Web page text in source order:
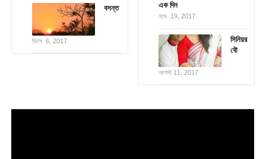
বসন্ত
ডিসে. 6, 2017
এক দিন
নভে. 19, 2017
সিনিয়র
বৌ
আগস্ট 11, 2017